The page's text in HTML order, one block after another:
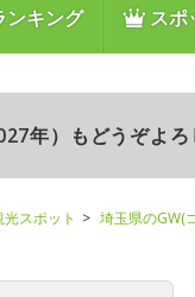
キング スポ
年）もどうぞよろ
スポット
埼玉県のGW(